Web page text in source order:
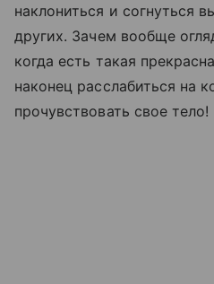
наклониться и согнуться
других. Зачем вообще
когда есть такая
наконец расслабиться на
прочувствовать свое тело!